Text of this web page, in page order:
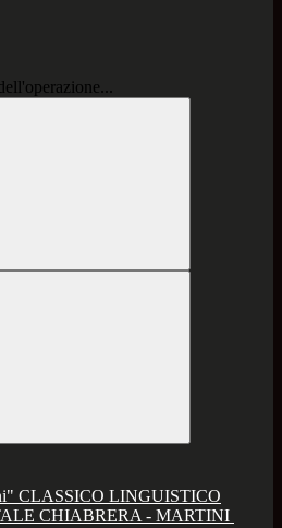
CLASSICO LINGUISTICO
CHIABRERA - MARTINI